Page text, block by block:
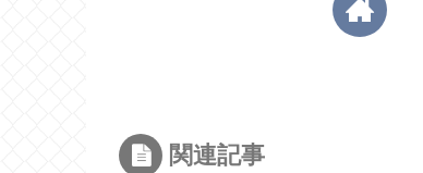
関連記事